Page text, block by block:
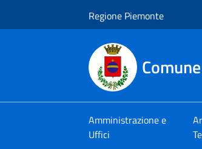
Regione Piemonte
Amministrazione e
Uffici